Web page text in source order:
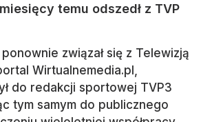
temu odszedł z TVP
związał się z Telewizją
Wirtualnemedia.pl,
do redakcji sportowej TVP3
tym samym do publicznego